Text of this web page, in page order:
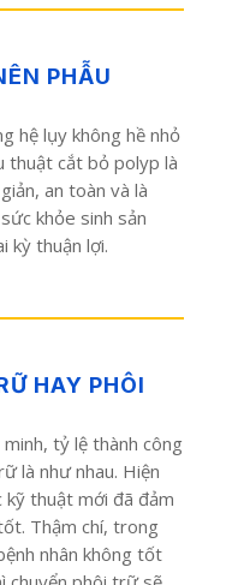
PHẪU
hệ lụy không hề nhỏ
thuật cắt bỏ polyp là
an toàn và là
khỏe sinh sản
kỳ thuận lợi.
HAY PHÔI
tỷ lệ thành công
là như nhau. Hiện
kỹ thuật mới đã đảm
Thậm chí, trong
nhân không tốt